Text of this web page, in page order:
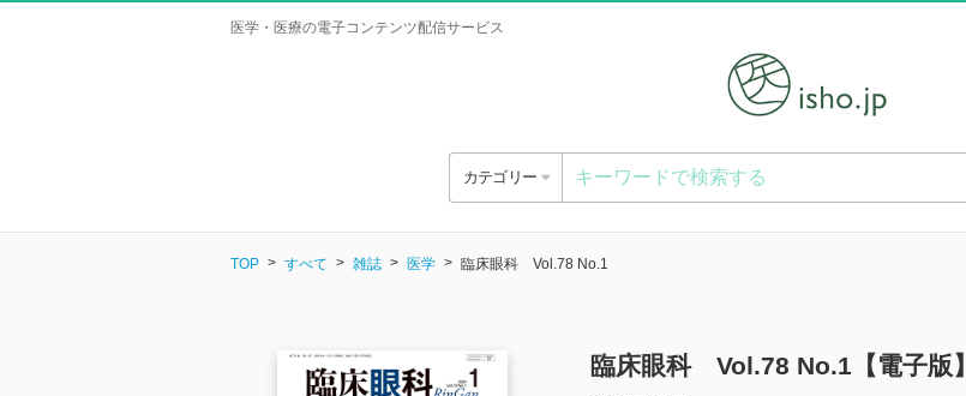
医学・医療の電子コンテンツ配信サービス
カテゴリー
TOP すべて 雑誌 医学 臨床眼科 Vol.78 No.1
臨床眼科 Vol.78 No.1【電子版】